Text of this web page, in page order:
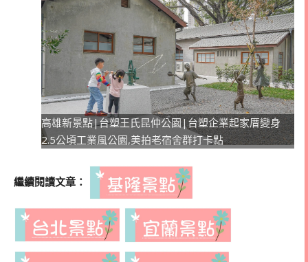
高雄新景點|台塑王氏昆仲公園|台塑企業起家厝變身
2.5公頃工業風公園,美拍老宿舍群打卡點
繼續閱讀文章：